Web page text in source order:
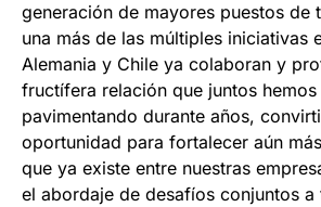
generación de mayores puestos de
una más de las múltiples iniciativas
Alemania y Chile ya colaboran y
fructífera relación que juntos hemos
pavimentando durante años,
oportunidad para fortalecer aún
que ya existe entre nuestras
el abordaje de desafíos conjuntos a